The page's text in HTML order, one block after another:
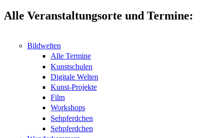
Alle Veranstaltungsorte und Termine:
Bildwelten
Alle Termine
Kunstschulen
Digitale Welten
Kunst-Projekte
Film
Workshops
Sehpferdchen
Sehpferdchen